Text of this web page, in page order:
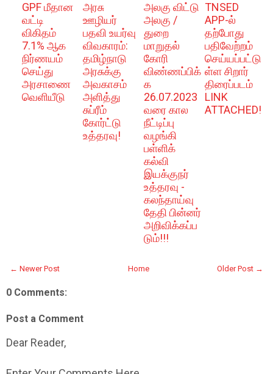
GPF மீதான
வட்டி
விகிதம்
7.1% ஆக
நிர்ணயம்
செய்து
அரசாணை
வெளியீடு
அரசு
ஊழியர்
பதவி உயர்வு
விவகாரம்:
தமிழ்நாடு
அரசுக்கு
அவகாசம்
அளித்து
சுப்ரீம்
கோர்ட்டு
உத்தரவு!
அலகு விட்டு
அலகு /
துறை
மாறுதல்
கோரி
விண்ணப்பிக்
க
26.07.2023
வரை கால
நீட்டிப்பு
வழங்கி
பள்ளிக்
கல்வி
இயக்குநர்
உத்தரவு -
கலந்தாய்வு
தேதி பின்னர்
அறிவிக்கப்ப
டும்!!!
TNSED
APP-ல்
தற்போது
பதிவேற்றம்
செய்யப்பட்டு
ள்ள சிறார்
திரைப்படம்
LINK
ATTACHED!
← Newer Post Older Post →
Home
0 Comments:
Post a Comment
Dear Reader,